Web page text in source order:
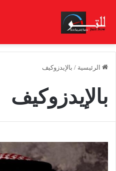
الرئيسية / بالإيدزوكيف
بالإيدزوكيف